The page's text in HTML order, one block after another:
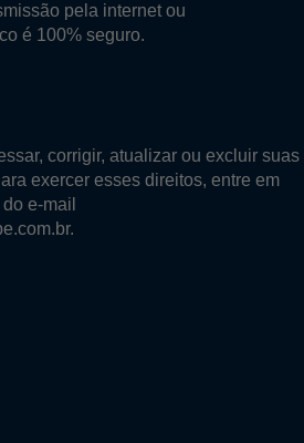
pela internet ou
é 100% seguro.
corrigir, atualizar ou excluir suas
exercer esses direitos, entre em
e-mail